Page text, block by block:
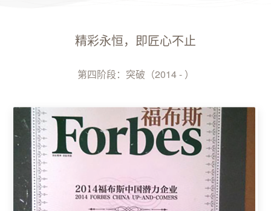
精彩永恒，即匠心不止
第四阶段：突破（2014 - ）